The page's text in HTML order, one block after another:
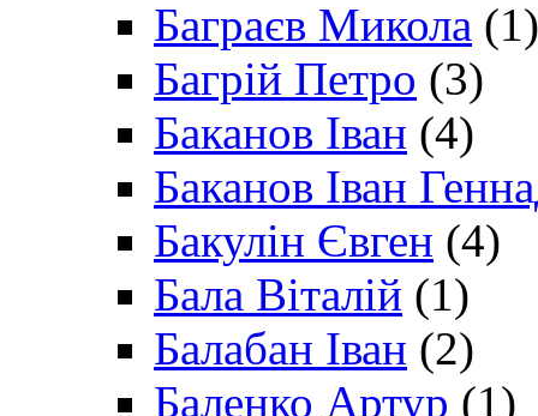
Баграєв Микола (1)
Багрій Петро (3)
Баканов Іван (4)
Баканов Іван
Бакулін Євген (4)
Бала Віталій (1)
Балабан Іван (2)
Баленко Артур (1)